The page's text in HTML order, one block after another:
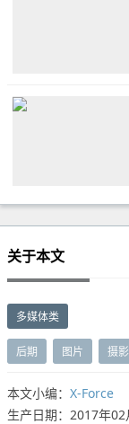
关于本文
多媒体类
后期 图片 摄影
本文小编： X-Force
生产日期：2017年